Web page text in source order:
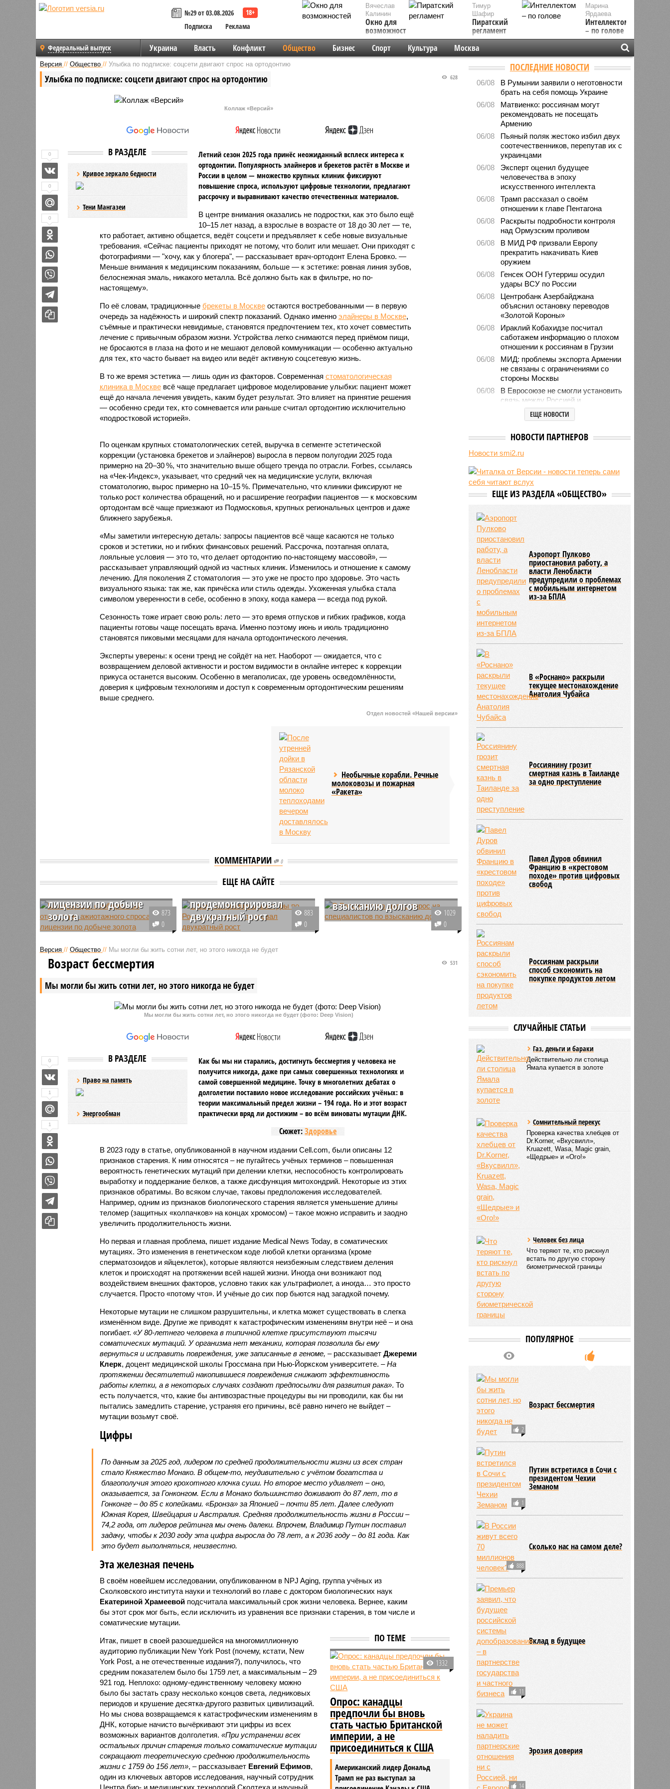
№29 от 03.08.2026
Подписка
Реклама
Вячеслав
Калинин
Окно для
возможностей
Марина
Ярдаева
Интеллектом
– по голове
Тимур
Шафир
Пиратский
регламент
Федеральный выпуск Украина Власть Конфликт Общество Бизнес Спорт Культура Москва
Версия // Общество // Улыбка по подписке: соцсети двигают спрос на ортодонтию
Улыбка по подписке: соцсети двигают спрос на ортодонтию 628
Коллаж «Версий»
В РАЗДЕЛЕ
Кривое зеркало бедности
Тени Мангазеи
Летний сезон 2025 года принёс неожиданный всплеск интереса к
ортодонтии. Популярность элайнеров и брекетов растёт в Москве и
России в целом — множество крупных клиник фиксируют
повышение спроса, используют цифровые технологии, предлагают
рассрочку и выравнивают качество отечественных материалов.
В центре внимания оказались не подростки, как это было ещё
10–15 лет назад, а взрослые в возрасте от 18 до 30 лет — те,
кто работает, активно общается, ведёт соцсети и предъявляет к себе новые визуальные
требования. «Сейчас пациенты приходят не потому, что болит или мешает. Они приходят с
фотографиями — "хочу, как у блогера", — рассказывает врач-ортодонт Елена Бровко. —
Меньше внимания к медицинским показаниям, больше — к эстетике: ровная линия зубов,
белоснежная эмаль, никакого металла. Всё должно быть как в фильтре, но по-
настоящему».
По её словам, традиционные брекеты в Москвеостаются востребованными — в первую
очередь за надёжность и широкий спектр показаний. Однако именно элайнеры в Москве,
съёмные и практически невидимые, становятся предпочтением тех, кто хочет совместить
лечение с привычным образом жизни. Устройства легко снимаются перед приёмом пищи,
не бросаются в глаза на фото и не мешают деловой коммуникации — особенно актуально
для тех, кто часто бывает на видео или ведёт активную соцсетевую жизнь.
В то же время эстетика — лишь один из факторов. Современная стоматологическая
клиника в Москвевсё чаще предлагает цифровое моделирование улыбки: пациент может
ещё до начала лечения увидеть, каким будет результат. Это влияет на принятие решения
— особенно среди тех, кто сомневается или раньше считал ортодонтию исключительно
«подростковой историей».
По оценкам крупных стоматологических сетей, выручка в сегменте эстетической
коррекции (установка брекетов и элайнеров) выросла в первом полугодии 2025 года
примерно на 20–30 %, что значительно выше общего тренда по отрасли. Forbes, ссылаясь
на «Чек‑Индекс», указывает, что средний чек на медицинские услуги, включая
стоматологию, вырос примерно на 10–15 %. Примечательно, что клиники фиксируют не
только рост количества обращений, но и расширение географии пациентов — к московским
ортодонтам всё чаще приезжают из Подмосковья, крупных региональных центров и даже
ближнего зарубежья.
«Мы заметили интересную деталь: запросы пациентов всё чаще касаются не только
сроков и эстетики, но и гибких финансовых решений. Рассрочка, поэтапная оплата,
лояльные условия — это то, что делает ортодонтию по-настоящему массовой», —
рассказывает управляющий одной из частных клиник. Изменилось и отношение к самому
лечению. Для поколения Z стоматология — это уже не просто про здоровье. Это часть
визуального языка: так же, как причёска или стиль одежды. Ухоженная улыбка стала
символом уверенности в себе, особенно в эпоху, когда камера — всегда под рукой.
Сезонность тоже играет свою роль: лето — это время отпусков и гибких графиков, когда
пациенты готовы чаще посещать врача. Именно поэтому июнь и июль традиционно
становятся пиковыми месяцами для начала ортодонтического лечения.
Эксперты уверены: к осени тренд не сойдёт на нет. Наоборот — ожидается, что с
возвращением деловой активности и ростом видимости в онлайне интерес к коррекции
прикуса останется высоким. Особенно в мегаполисах, где уровень осведомлённости,
доверия к цифровым технологиям и доступ к современным ортодонтическим решениям
выше среднего.
0
0
0
Отдел новостей «Нашей версии»
Необычные корабли. Речные
молоковозы и пожарная
«Ракета»
КОММЕНТАРИИ 0
ЕЩЕ НА САЙТЕ
Минприроды сообщило
об отсутствии
лицензии по добыче
золота
В России не наблюдается
золота на фоне роста цен на этот
драгоценный металл, об этом
сообщил глава Минприроды
Александр Козлов.
873
0
Спрос на премиальные
туры по России
продемонстрировал
двукратный рост
В нынешнем году значительно
премиального сегмента по
период прошлого года.
883
0
В России резко вырос
взысканию долгов
Рекрутинговые сервисы
фиксируют значительный рост
1029
0
Версия // Общество // Мы могли бы жить сотни лет, но этого никогда не будет
Мы могли бы жить сотни лет, но этого никогда не будет
531
Возраст бессмертия
Мы могли бы жить сотни лет, но этого никогда не будет (фото: Deep Vision)
В РАЗДЕЛЕ
Право на память
Энергообман
Как бы мы ни старались, достигнуть бессмертия у человека не
получится никогда, даже при самых совершенных технологиях и
самой совершенной медицине. Точку в многолетних дебатах о
долголетии поставило новое исследование российских учёных: в
теории максимальный предел жизни – 194 года. Но и этот возраст
практически вряд ли достижим – во всём виноваты мутации ДНК.
Сюжет:Здоровье
В 2023 году в статье, опубликованной в научном издании Cell.com, были описаны 12
признаков старения. К ним относятся – не пугайтесь учёных терминов – повышенная
вероятность генетических мутаций при делении клетки, неспособность контролировать
выработку и поддержание белков, а также дисфункция митохондрий. Некоторые из этих
признаков обратимы. Во всяком случае, таковы предположения исследователей.
Например, одним из признаков биологического старения является уменьшение длины
теломер (защитных «колпачков» на концах хромосом) – такое можно исправить и заодно
увеличить продолжительность жизни.
Но первая и главная проблема, пишет издание Medical News Today, в соматических
мутациях. Это изменения в генетическом коде любой клетки организма (кроме
сперматозоидов и яйцеклеток), которые являются неизбежным следствием деления
клеток и происходят на протяжении всей нашей жизни. Иногда они возникают под
воздействием внешних факторов, условно таких как ультрафиолет, а иногда… это просто
случается. Просто «потому что». И учёные до сих пор бьются над загадкой почему.
Некоторые мутации не слишком разрушительны, и клетка может существовать в слегка
изменённом виде. Другие же приводят к катастрофическим изменениям внутри неё – и она
погибает. «У 80-летнего человека в типичной клетке присутствуют тысячи
соматических мутаций. У организма нет механики, которая позволила бы ему
вернуться и исправить повреждения, уже записанные в геноме, – рассказывает Джереми
Клерк, доцент медицинской школы Гроссмана при Нью-Йоркском университете. – На
протяжении десятилетий накопившиеся повреждения снижают эффективность
работы клетки, а в некоторых случаях создают предпосылки для развития рака». То
есть получается, что, какие бы антивозрастные процедуры вы ни проводили, как бы ни
пытались замедлить старение, устраняя его причины, всё равно ничего не выйдет –
мутации возьмут своё.
Цифры
По данным за 2025 год, лидером по средней продолжительности жизни из всех стран
стало Княжество Монако. В общем-то, неудивительно с учётом богатства и
благополучия этого крохотного клочка суши. Но второе место удивляет – оно,
оказывается, за Гонконгом. Если в Монако большинство доживают до 87 лет, то в
Гонконге – до 85 с копейками. «Бронза» за Японией – почти 85 лет. Далее следуют
Южная Корея, Швейцария и Австралия. Средняя продолжительность жизни в России –
74,2 года, от лидеров рейтинга мы очень далеки. Впрочем, Владимир Путин поставил
задачу, чтобы к 2030 году эта цифра выросла до 78 лет, а к 2036 году – до 81 года. Как
это будет выполняться, неизвестно.
Эта железная печень
В своём новейшем исследовании, опубликованном в NPJ Aging, группа учёных из
Сколковского института науки и технологий во главе с доктором биологических наук
Екатериной Храмеевойподсчитала максимальный срок жизни человека. Вернее, каким
бы этот срок мог быть, если исключить из уравнения все признаки старения, в том числе и
соматические мутации.
ПО ТЕМЕ
1332
Опрос: канадцы
предпочли бы вновь
стать частью Британской
империи, а не
присоединиться к США
Американский лидер Дональд
Трамп не раз выступал за
Итак, пишет в своей разошедшейся на многомиллионную
аудиторию публикации New York Post (почему, кстати, New
York Post, а не отечественные издания?), получилось, что
средним показателем было бы 1759 лет, а максимальным – 29
921 год. Неплохо: одному-единственному человеку можно
было бы застать сразу несколько концов света, ледниковых
периодов и крушение десятка-другого развитых цивилизаций.
Но мы снова возвращаемся к катастрофическим изменениям в
ДНК, которые начисто вычёркивают эти цифры из всех
возможных вариантов долголетия. «При устранении всех
остальных причин старения только соматические мутации
сокращают теоретическую среднюю продолжительность
жизни с 1759 до 156 лет», – рассказывает Евгений Ефимов,
один из ключевых авторов исследования, научный сотрудник
Центра био- и медицинских технологий Сколтеха и научный
0
1
1
ПОСЛЕДНИЕ НОВОСТИ
06/08
В Румынии заявили о неготовности
брать на себя помощь Украине
06/08
Матвиенко: россиянам могут
рекомендовать не посещать
Армению
06/08
Пьяный поляк жестоко избил двух
соотечественников, перепутав их с
украинцами
06/08
Эксперт оценил будущее
человечества в эпоху
искусственного интеллекта
06/08
Трамп рассказал о своём
отношении к главе Пентагона
06/08
Раскрыты подробности контроля
над Ормузским проливом
06/08
В МИД РФ призвали Европу
прекратить накачивать Киев
оружием
06/08
Генсек ООН Гутерриш осудил
удары ВСУ по России
06/08
Центробанк Азербайджана
объяснил остановку переводов
«Золотой Короны»
06/08
Ираклий Кобахидзе посчитал
саботажем информацию о плохом
отношении к россиянам в Грузии
06/08
МИД: проблемы экспорта Армении
не связаны с ограничениями со
стороны Москвы
06/08
В Евросоюзе не смогли установить
связь между Россией и
миграционным кризисом в Сеуте
Ямпольская объяснила причины
ведущие вузы страны
06/08
Euractiv: закрытие границы с
экономики Финляндии
06/08
Минобрнауки осенью примет
решение о правилах приёма на
ЕЩЕ НОВОСТИ
НОВОСТИ ПАРТНЕРОВ
Новости smi2.ru
ЕЩЕ ИЗ РАЗДЕЛА «ОБЩЕСТВО»
Аэропорт Пулково
приостановил работу, а
власти Ленобласти
предупредили о проблемах
с мобильным интернетом
из-за БПЛА
В «Роснано» раскрыли
текущее местонахождение
Анатолия Чубайса
Россиянину грозит
смертная казнь в Таиланде
за одно преступление
Павел Дуров обвинил
Францию в «крестовом
походе» против цифровых
свобод
Россиянам раскрыли
способ сэкономить на
покупке продуктов летом
СЛУЧАЙНЫЕ СТАТЬИ
Газ, деньги и бараки
Действительно ли столица
Ямала купается в золоте
Сомнительный перекус
Проверка качества хлебцев от
Dr.Korner, «Вкусвилл»,
Kruazett, Wasa, Magic grain,
«Щедрые» и «Ого!»
Человек без лица
Что теряют те, кто рискнул
встать по другую сторону
биометрической границы
ПОПУЛЯРНОЕ
2
Возраст бессмертия
1
Путин встретился в Сочи с
президентом Чехии
Земаном
888
Сколько нас на самом деле?
11
Вклад в будущее
14
Эрозия доверия